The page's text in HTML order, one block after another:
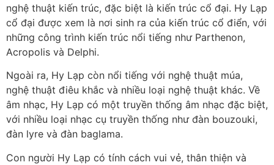
nghệ thuật kiến trúc, đặc biệt là kiến trúc cổ đại. Hy Lạp
cổ đại được xem là nơi sinh ra của kiến trúc cổ điển, với
những công trình kiến trúc nổi tiếng như Parthenon,
Acropolis và Delphi.
Ngoài ra, Hy Lạp còn nổi tiếng với nghệ thuật múa,
nghệ thuật điêu khắc và nhiều loại nghệ thuật khác. Về
âm nhạc, Hy Lạp có một truyền thống âm nhạc đặc biệt,
với nhiều loại nhạc cụ truyền thống như đàn bouzouki,
đàn lyre và đàn baglama.
Con người Hy Lạp có tính cách vui vẻ, thân thiện và